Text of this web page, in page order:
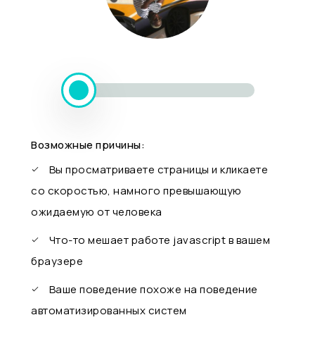
Возможные причины:
Вы просматриваете страницы и кликаете
со скоростью, намного превышающую
ожидаемую от человека
Что-то мешает работе javascript в вашем
браузере
Ваше поведение похоже на поведение
автоматизированных систем